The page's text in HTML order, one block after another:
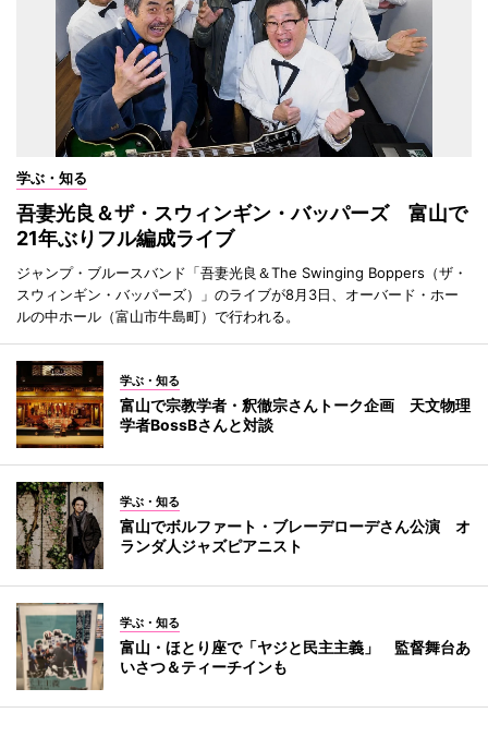
学ぶ・知る
吾妻光良＆ザ・スウィンギン・バッパーズ 富山で
21年ぶりフル編成ライブ
ジャンプ・ブルースバンド「吾妻光良＆The Swinging Boppers（ザ・
スウィンギン・バッパーズ）」のライブが8月3日、オーバード・ホー
ルの中ホール（富山市牛島町）で行われる。
学ぶ・知る
富山で宗教学者・釈徹宗さんトーク企画 天文物理
学者BossBさんと対談
学ぶ・知る
富山でボルファート・ブレーデローデさん公演 オ
ランダ人ジャズピアニスト
学ぶ・知る
富山・ほとり座で「ヤジと民主主義」 監督舞台あ
いさつ＆ティーチインも